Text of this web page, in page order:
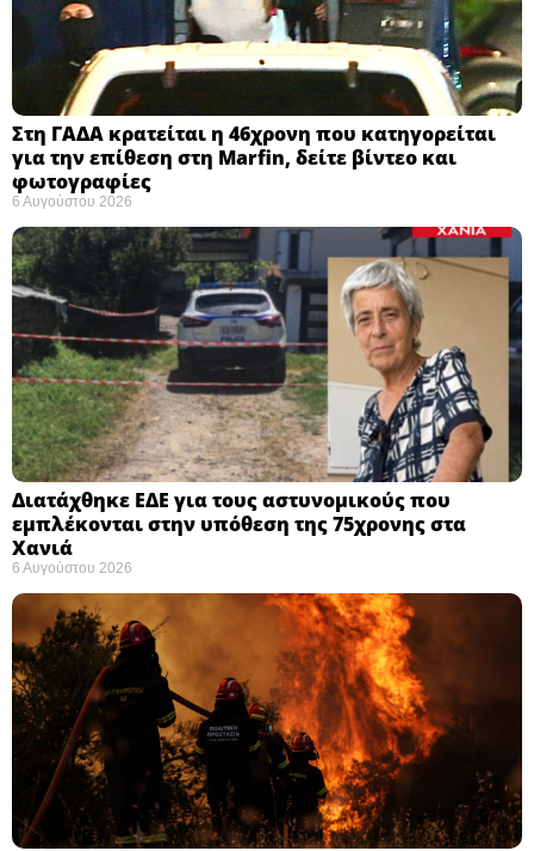
Στη ΓΑΔΑ κρατείται η 46χρονη που κατηγορείται
για την επίθεση στη Marfin, δείτε βίντεο και
φωτογραφίες
6 Αυγούστου 2026
Διατάχθηκε ΕΔΕ για τους αστυνομικούς που
εμπλέκονται στην υπόθεση της 75χρονης στα
Χανιά
6 Αυγούστου 2026